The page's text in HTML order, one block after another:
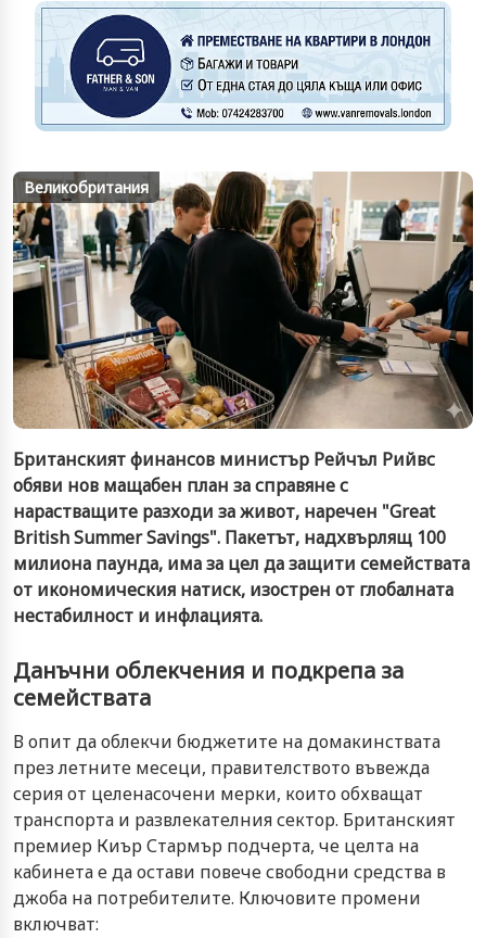
Великобритания
Британският финансов министър Рейчъл Рийвс
обяви нов мащабен план за справяне с
нарастващите разходи за живот, наречен "Great
British Summer Savings". Пакетът, надхвърлящ 100
милиона паунда, има за цел да защити семействата
от икономическия натиск, изострен от глобалната
нестабилност и инфлацията.
Данъчни облекчения и подкрепа за
семействата
В опит да облекчи бюджетите на домакинствата
през летните месеци, правителството въвежда
серия от целенасочени мерки, които обхващат
транспорта и развлекателния сектор. Британският
премиер Киър Стармър подчерта, че целта на
кабинета е да остави повече свободни средства в
джоба на потребителите. Ключовите промени
включват: